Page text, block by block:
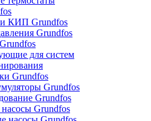
и КИП Grundfos
Grundfos
для систем
Grundfos
Grundfos
Grundfos
Grundfos